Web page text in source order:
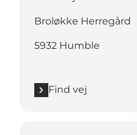
Broløkke Herregård
5932 Humble
Find vej